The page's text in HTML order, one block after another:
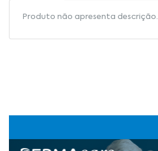
Produto não apresenta descrição.